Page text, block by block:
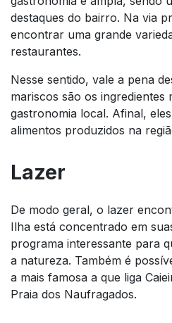
destaques do bairro. Na via
encontrar uma grande
restaurantes.
Nesse sentido, vale a pena
mariscos são os ingredientes
gastronomia local. Afinal,
alimentos produzidos na
Lazer
De modo geral, o lazer
Ilha está concentrado em
programa interessante para
a natureza. Também é
a mais famosa a que liga
Praia dos Naufragados.